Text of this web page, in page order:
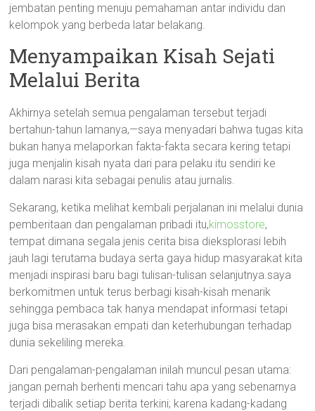
jembatan penting menuju pemahaman antar individu dan
kelompok yang berbeda latar belakang.
Menyampaikan Kisah Sejati
Melalui Berita
Akhirnya setelah semua pengalaman tersebut terjadi
bertahun-tahun lamanya,—saya menyadari bahwa tugas kita
bukan hanya melaporkan fakta-fakta secara kering tetapi
juga menjalin kisah nyata dari para pelaku itu sendiri ke
dalam narasi kita sebagai penulis atau jurnalis.
Sekarang, ketika melihat kembali perjalanan ini melalui dunia
pemberitaan dan pengalaman pribadi itu,kimosstore,
tempat dimana segala jenis cerita bisa dieksplorasi lebih
jauh lagi terutama budaya serta gaya hidup masyarakat kita
menjadi inspirasi baru bagi tulisan-tulisan selanjutnya.saya
berkomitmen untuk terus berbagi kisah-kisah menarik
sehingga pembaca tak hanya mendapat informasi tetapi
juga bisa merasakan empati dan keterhubungan terhadap
dunia sekeliling mereka.
Dari pengalaman-pengalaman inilah muncul pesan utama:
jangan pernah berhenti mencari tahu apa yang sebenarnya
terjadi dibalik setiap berita terkini; karena kadang-kadang